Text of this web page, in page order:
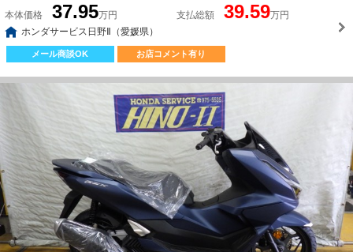
本体価格 37.95万円 支払総額 39.59万円
ホンダサービス日野Ⅱ（愛媛県）
メール商談OK お店コメント有り